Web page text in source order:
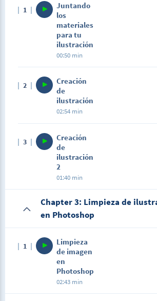
1
Juntando
los
materiales
para tu
ilustración
00:50 min
2
Creación
de
ilustración
02:54 min
3
Creación
de
ilustración
2
01:40 min
Chapter 3: Limpieza de
en Photoshop
1
Limpieza
de imagen
en
Photoshop
02:43 min